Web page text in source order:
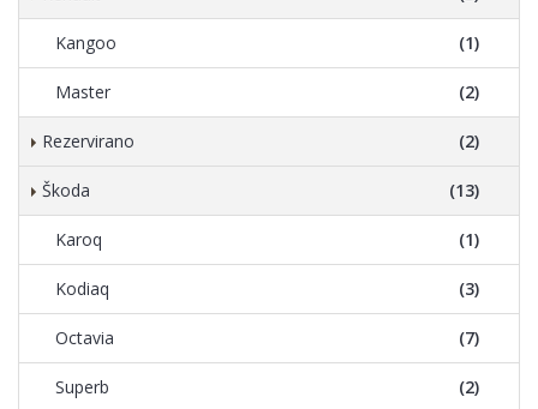
Kangoo (1)
Master (2)
Rezervirano (2)
Škoda (13)
Karoq (1)
Kodiaq (3)
Octavia (7)
Superb (2)